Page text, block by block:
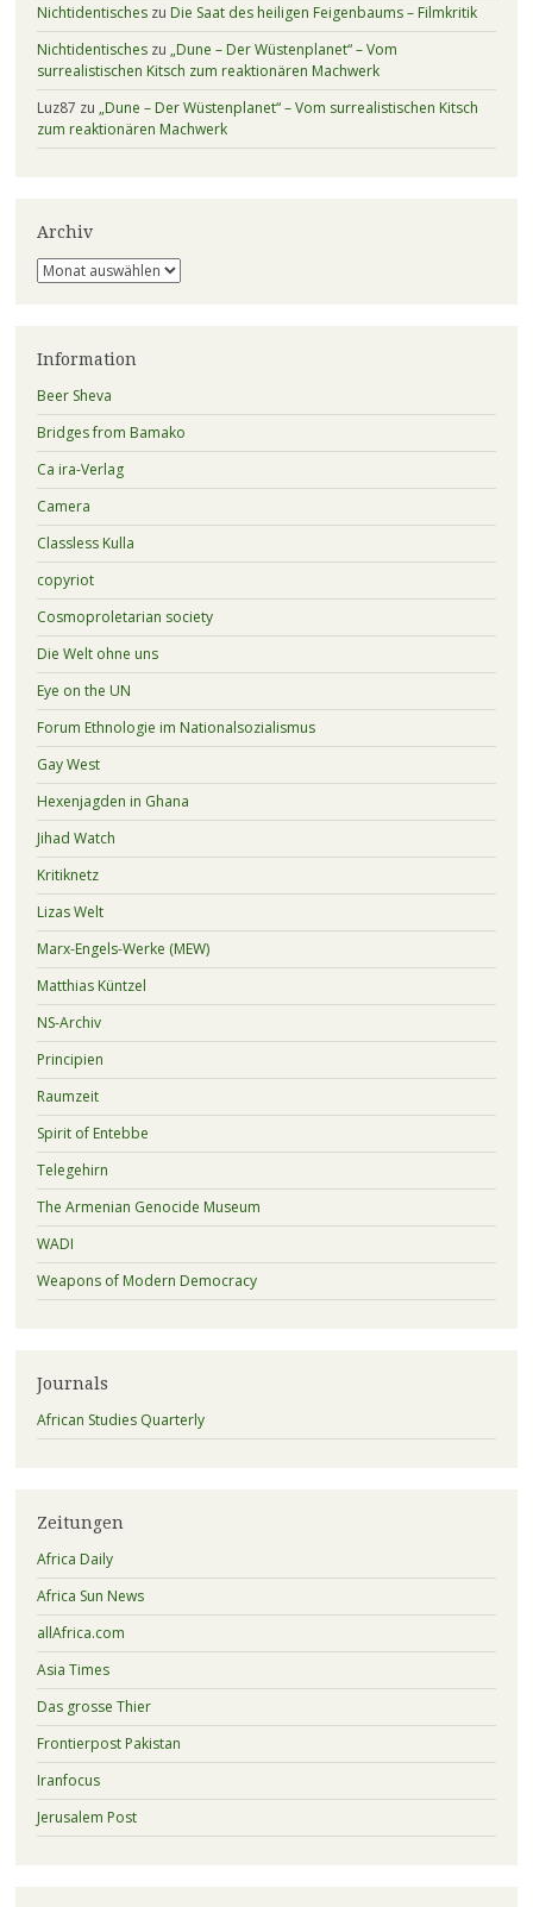
Nichtidentischeszu Die Saat des heiligen Feigenbaums – Filmkritik
Nichtidentischeszu „Dune – Der Wüstenplanet“ – Vom
surrealistischen Kitsch zum reaktionären Machwerk
Luz87 zu „Dune – Der Wüstenplanet“ – Vom surrealistischen Kitsch
zum reaktionären Machwerk
Archiv
Archiv
Information
Beer Sheva
Bridges from Bamako
Ca ira-Verlag
Camera
Classless Kulla
copyriot
Cosmoproletarian society
Die Welt ohne uns
Eye on the UN
Forum Ethnologie im Nationalsozialismus
Gay West
Hexenjagden in Ghana
Jihad Watch
Kritiknetz
Lizas Welt
Marx-Engels-Werke (MEW)
Matthias Küntzel
NS-Archiv
Principien
Raumzeit
Spirit of Entebbe
Telegehirn
The Armenian Genocide Museum
WADI
Weapons of Modern Democracy
Journals
African Studies Quarterly
Zeitungen
Africa Daily
Africa Sun News
allAfrica.com
Asia Times
Das grosse Thier
Frontierpost Pakistan
Iranfocus
Jerusalem Post